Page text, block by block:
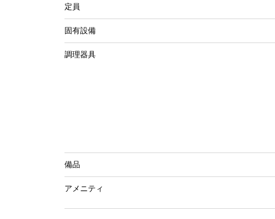
定員
固有設備
調理器具
備品
アメニティ